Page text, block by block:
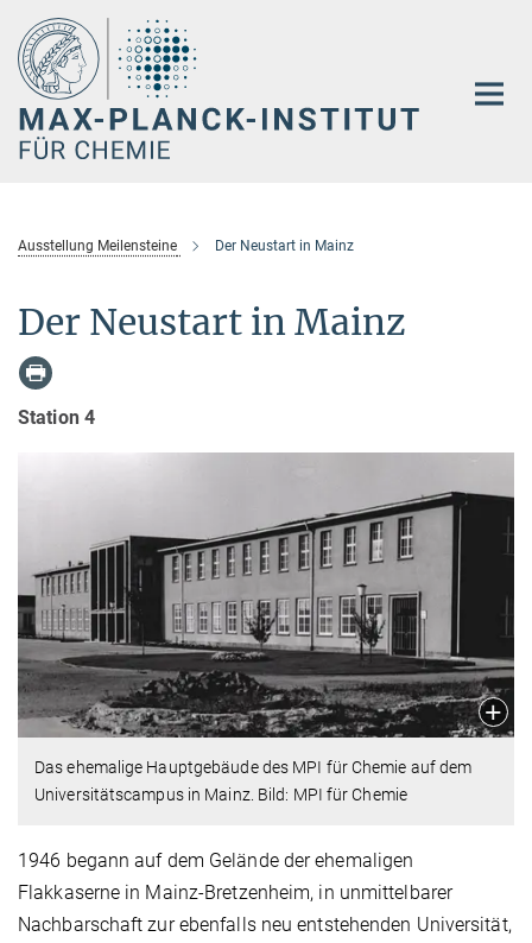
Hauptinhalt
Ausstellung Meilensteine Der Neustart in Mainz
Der Neustart in Mainz
Station 4
Das ehemalige Hauptgebäude des MPI für Chemie auf dem
Universitätscampus in Mainz. Bild: MPI für Chemie
1946 begann auf dem Gelände der ehemaligen
Flakkaserne in Mainz-Bretzenheim, in unmittelbarer
Nachbarschaft zur ebenfalls neu entstehenden Universität,